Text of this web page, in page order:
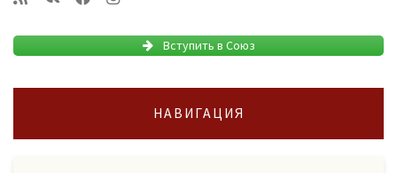
Вступить в Союз
НАВИГАЦИЯ